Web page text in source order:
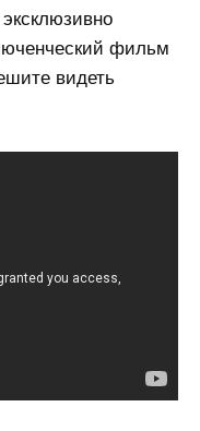
фильм
видеть